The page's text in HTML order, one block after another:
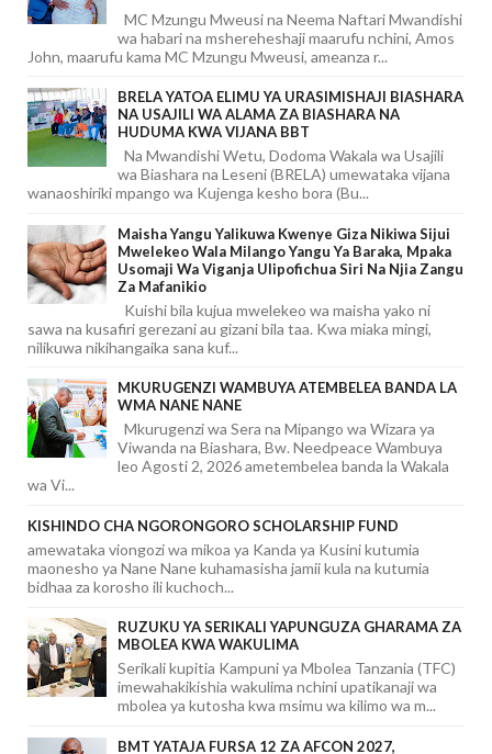
MC Mzungu Mweusi na Neema Naftari Mwandishi
wa habari na mshereheshaji maarufu nchini, Amos
John, maarufu kama MC Mzungu Mweusi, ameanza r...
BRELA YATOA ELIMU YA URASIMISHAJI BIASHARA
NA USAJILI WA ALAMA ZA BIASHARA NA
HUDUMA KWA VIJANA BBT
Na Mwandishi Wetu, Dodoma Wakala wa Usajili
wa Biashara na Leseni (BRELA) umewataka vijana
wanaoshiriki mpango wa Kujenga kesho bora (Bu...
Maisha Yangu Yalikuwa Kwenye Giza Nikiwa Sijui
Mwelekeo Wala Milango Yangu Ya Baraka, Mpaka
Usomaji Wa Viganja Ulipofichua Siri Na Njia Zangu
Za Mafanikio
Kuishi bila kujua mwelekeo wa maisha yako ni
sawa na kusafiri gerezani au gizani bila taa. Kwa miaka mingi,
nilikuwa nikihangaika sana kuf...
MKURUGENZI WAMBUYA ATEMBELEA BANDA LA
WMA NANE NANE
Mkurugenzi wa Sera na Mipango wa Wizara ya
Viwanda na Biashara, Bw. Needpeace Wambuya
leo Agosti 2, 2026 ametembelea banda la Wakala
wa Vi...
KISHINDO CHA NGORONGORO SCHOLARSHIP FUND
amewataka viongozi wa mikoa ya Kanda ya Kusini kutumia
maonesho ya Nane Nane kuhamasisha jamii kula na kutumia
bidhaa za korosho ili kuchoch...
RUZUKU YA SERIKALI YAPUNGUZA GHARAMA ZA
MBOLEA KWA WAKULIMA
Serikali kupitia Kampuni ya Mbolea Tanzania (TFC)
imewahakikishia wakulima nchini upatikanaji wa
mbolea ya kutosha kwa msimu wa kilimo wa m...
BMT YATAJA FURSA 12 ZA AFCON 2027,